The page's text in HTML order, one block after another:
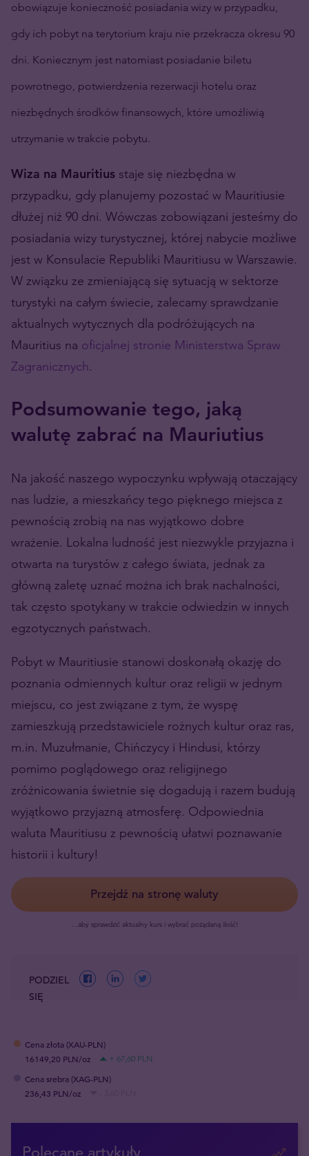
obowiązuje konieczność posiadania wizy w przypadku,
gdy ich pobyt na terytorium kraju nie przekracza okresu 90
dni. Koniecznym jest natomiast posiadanie biletu
powrotnego, potwierdzenia rezerwacji hotelu oraz
niezbędnych środków finansowych, które umożliwią
utrzymanie w trakcie pobytu.
Wiza na Mauritius staje się niezbędna w
przypadku, gdy planujemy pozostać w Mauritiusie
dłużej niż 90 dni. Wówczas zobowiązani jesteśmy do
posiadania wizy turystycznej, której nabycie możliwe
jest w Konsulacie Republiki Mauritiusu w Warszawie.
W związku ze zmieniającą się sytuacją w sektorze
turystyki na całym świecie, zalecamy sprawdzanie
aktualnych wytycznych dla podróżujących na
Mauritius na oficjalnej stronie Ministerstwa Spraw
Zagranicznych.
Podsumowanie tego, jaką
walutę zabrać na Mauriutius
Na jakość naszego wypoczynku wpływają otaczający
nas ludzie, a mieszkańcy tego pięknego miejsca z
pewnością zrobią na nas wyjątkowo dobre
wrażenie. Lokalna ludność jest niezwykle przyjazna i
otwarta na turystów z całego świata, jednak za
główną zaletę uznać można ich brak nachalności,
tak często spotykany w trakcie odwiedzin w innych
egzotycznych państwach.
Pobyt w Mauritiusie stanowi doskonałą okazję do
poznania odmiennych kultur oraz religii w jednym
miejscu, co jest związane z tym, że wyspę
zamieszkują przedstawiciele rożnych kultur oraz ras,
m.in. Muzułmanie, Chińczycy i Hindusi, którzy
pomimo poglądowego oraz religijnego
zróżnicowania świetnie się dogadują i razem budują
wyjątkowo przyjazną atmosferę. Odpowiednia
waluta Mauritiusu z pewnością ułatwi poznawanie
historii i kultury!
Przejdź na stronę waluty
…aby sprawdzić aktualny kurs i wybrać pożądaną ilość!
PODZIEL
SIĘ
Cena złota (XAU-PLN)
16149,20 PLN/oz
+ 67,60 PLN
Cena srebra (XAG-PLN)
236,43 PLN/oz